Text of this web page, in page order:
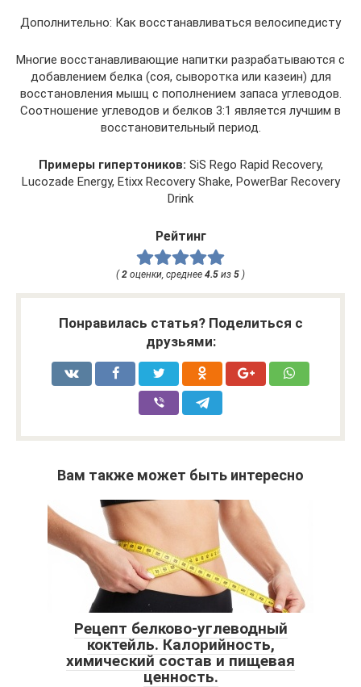
Дополнительно: Как восстанавливаться велосипедисту
Многие восстанавливающие напитки разрабатываются с
добавлением белка (соя, сыворотка или казеин) для
восстановления мышц с пополнением запаса углеводов.
Соотношение углеводов и белков 3:1 является лучшим в
восстановительный период.
Примеры гипертоников: SiS Rego Rapid Recovery,
Lucozade Energy, Etixx Recovery Shake, PowerBar Recovery
Drink
Рейтинг
(2 оценки, среднее 4.5 из 5 )
Понравилась статья? Поделиться с
друзьями:
Вам также может быть интересно
Рецепт белково-углеводный
коктейль. Калорийность,
химический состав и пищевая
ценность.